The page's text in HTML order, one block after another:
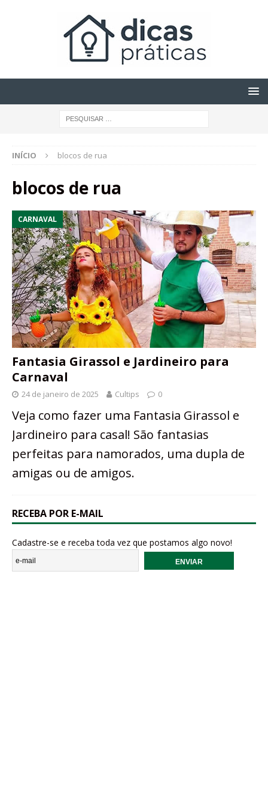
INÍCIO blocos de rua
blocos de rua
CARNAVAL
Fantasia Girassol e Jardineiro para
Carnaval
24 de janeiro de 2025 Cultips 0
Veja como fazer uma Fantasia Girassol e
Jardineiro para casal! São fantasias
perfeitas para namorados, uma dupla de
amigas ou de amigos.
RECEBA POR E-MAIL
Cadastre-se e receba toda vez que postamos algo novo!